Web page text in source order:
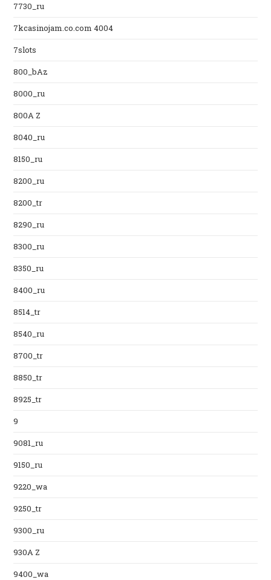
7730_ru
7kcasinojam.co.com 4004
7slots
800_bAz
8000_ru
800A Z
8040_ru
8150_ru
8200_ru
8200_tr
8290_ru
8300_ru
8350_ru
8400_ru
8514_tr
8540_ru
8700_tr
8850_tr
8925_tr
9
9081_ru
9150_ru
9220_wa
9250_tr
9300_ru
930A Z
9400_wa